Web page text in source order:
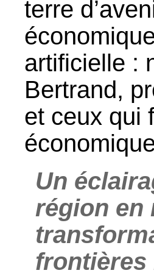
terre
artificielle :
Bertrand,
et ceux qui
Un
région en
frontières